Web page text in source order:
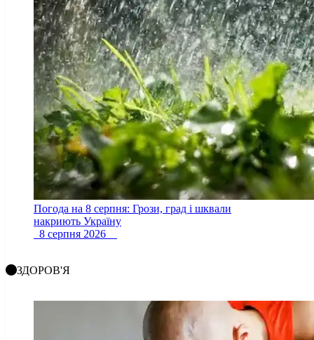
Погода на 8 серпня: Грози, град і шквали
накриють Україну
8 серпня 2026
ЗДОРОВ'Я